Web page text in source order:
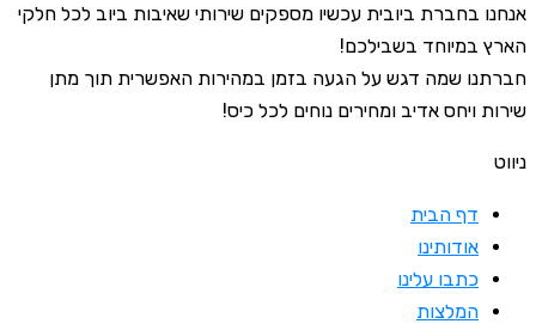
אנחנו בחברת ביובית עכשיו מספקים שירותי שאיבות ביוב לכל חלקי
הארץ במיוחד בשבילכם!
חברתנו שמה דגש על הגעה בזמן במהירות האפשרית תוך מתן
שירות ויחס אדיב ומחירים נוחים לכל כיס!
ניווט
דף הבית
אודותינו
כתבו עלינו
המלצות